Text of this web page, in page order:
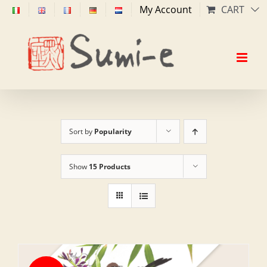
Skip
content
My Account CART
Sort by Popularity
Show 15 Products